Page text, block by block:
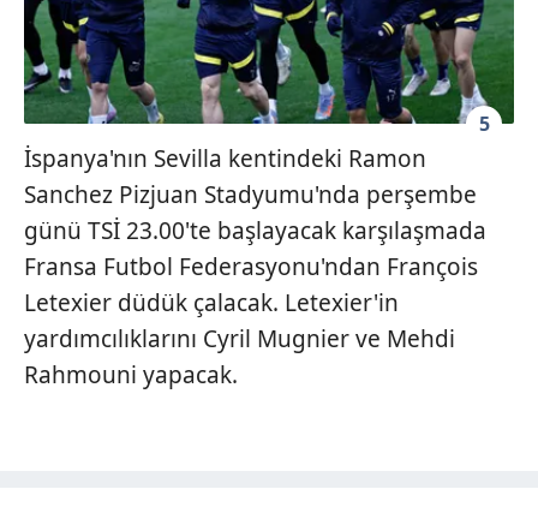
5
İspanya'nın Sevilla kentindeki Ramon
Sanchez Pizjuan Stadyumu'nda perşembe
günü TSİ 23.00'te başlayacak karşılaşmada
Fransa Futbol Federasyonu'ndan François
Letexier düdük çalacak. Letexier'in
yardımcılıklarını Cyril Mugnier ve Mehdi
Rahmouni yapacak.